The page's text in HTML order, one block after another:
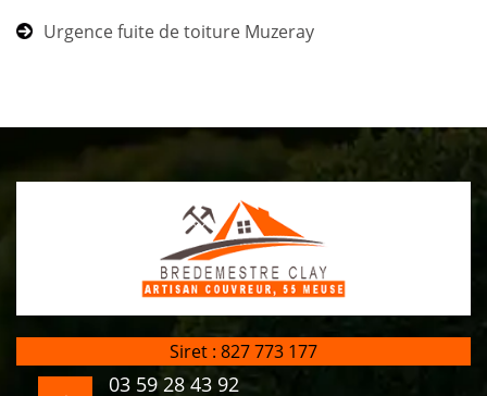
Urgence fuite de toiture Muzeray
Siret : 827 773 177
03 59 28 43 92